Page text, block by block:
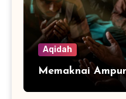
Aqidah
Memaknai